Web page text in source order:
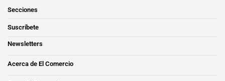
Secciones
Suscríbete
Newsletters
Acerca de El Comercio